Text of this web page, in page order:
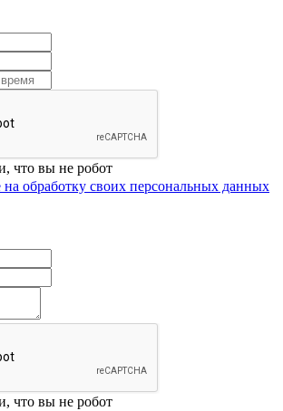
что вы не робот
на обработку своих персональных данных
что вы не робот